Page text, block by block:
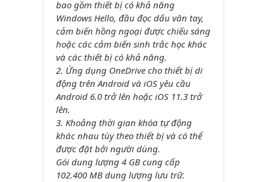
bao gồm thiết bị có khả năng
Windows Hello, đầu đọc dấu vân tay,
cảm biến hồng ngoại được chiếu sáng
hoặc các cảm biến sinh trắc học khác
và các thiết bị có khả năng.
2. Ứng dụng OneDrive cho thiết bị di
động trên Android và iOS yêu cầu
Android 6.0 trở lên hoặc iOS 11.3 trở
lên.
3. Khoảng thời gian khóa tự động
khác nhau tùy theo thiết bị và có thể
được đặt bởi người dùng.
Gói dung lượng 4 GB cung cấp
102.400 MB dung lượng lưu trữ.